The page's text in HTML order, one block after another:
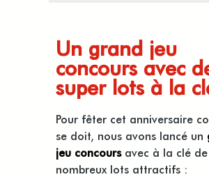
Un grand jeu
concours avec
super lots à la
Pour fêter cet anniversaire
se doit, nous avons lancé un
jeu concoursavec à la clé de
nombreux lots attractifs :